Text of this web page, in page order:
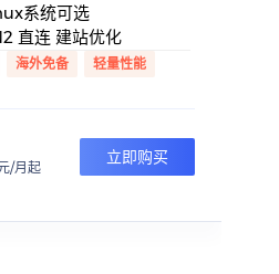
系统可选
直连 建站优化
海外免备 轻量性能
/月起
立即购买